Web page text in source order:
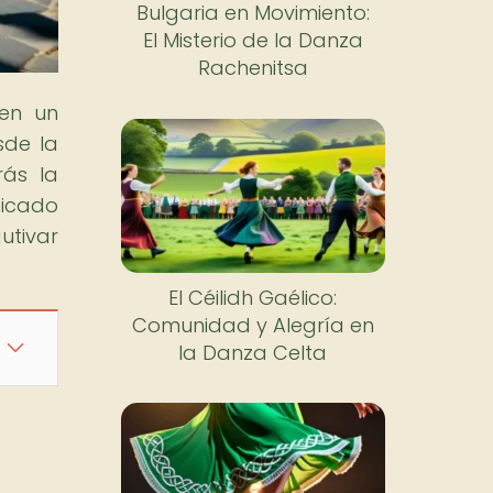
un
la
la
Bulgaria en Movimiento:
El Misterio de la Danza
Rachenitsa
El Céilidh Gaélico:
Comunidad y Alegría en
la Danza Celta